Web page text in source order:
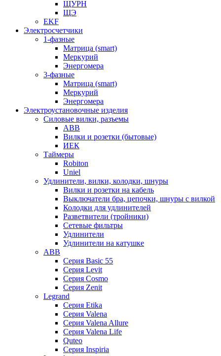
ЩУРН
ЩЭ
EKF
Электросчетчики
1-фазные
Матрица (smart)
Меркурий
Энергомера
3-фазные
Матрица (smart)
Меркурий
Энергомера
Электроустановочные изделия
Силовые вилки, разъемы
ABB
Вилки и розетки (бытовые)
ИЕК
Таймеры
Robiton
Uniel
Удлинители, вилки, колодки, шнуры
Вилки и розетки на кабель
Выключатели бра, цепочки, шнуры с вилкой
Колодки для удлинителей
Разветвители (тройники)
Сетевые фильтры
Удлинители
Удлинители на катушке
ABB
Серия Basic 55
Серия Levit
Серия Cosmo
Серия Zenit
Legrand
Серия Etika
Серия Valena
Серия Valena Allure
Серия Valena Life
Quteo
Серия Inspiria